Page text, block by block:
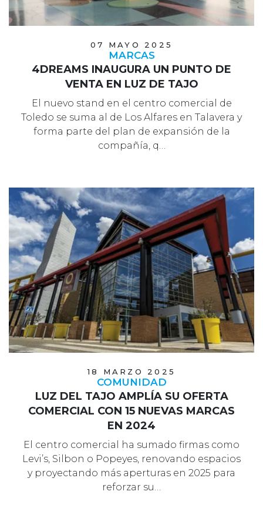
07 MAYO 2025
MARCAS
4DREAMS INAUGURA UN PUNTO DE
VENTA EN LUZ DE TAJO
El nuevo stand en el centro comercial de
Toledo se suma al de Los Alfares en Talavera y
forma parte del plan de expansión de la
compañía, q…
18 MARZO 2025
COMUNIDAD
LUZ DEL TAJO AMPLÍA SU OFERTA
COMERCIAL CON 15 NUEVAS MARCAS
EN 2024
El centro comercial ha sumado firmas como
Levi’s, Silbon o Popeyes, renovando espacios
y proyectando más aperturas en 2025 para
reforzar su…